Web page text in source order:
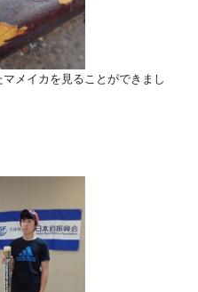
メイカを見ることができまし